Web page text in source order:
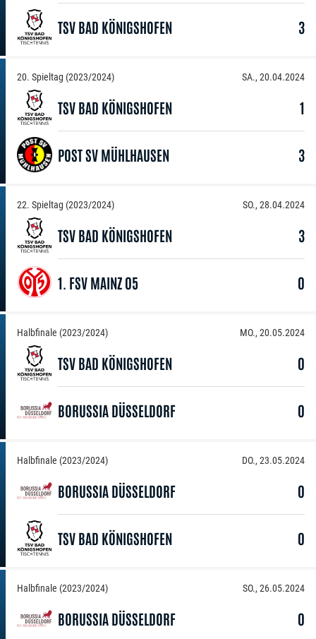
TSV BAD KÖNIGSHOFEN 3
20. Spieltag (2023/2024) SA., 20.04.2024
TSV BAD KÖNIGSHOFEN 1
POST SV MÜHLHAUSEN 3
22. Spieltag (2023/2024) SO., 28.04.2024
TSV BAD KÖNIGSHOFEN 3
1. FSV MAINZ 05 0
Halbfinale (2023/2024) MO., 20.05.2024
TSV BAD KÖNIGSHOFEN 0
BORUSSIA DÜSSELDORF 0
Halbfinale (2023/2024) DO., 23.05.2024
BORUSSIA DÜSSELDORF 0
TSV BAD KÖNIGSHOFEN 0
Halbfinale (2023/2024) SO., 26.05.2024
BORUSSIA DÜSSELDORF 0